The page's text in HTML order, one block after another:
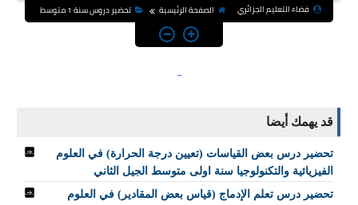
فضاء التعليم الجزائري الصفحة الرئيسية تحضير دروس سنة 1 متوسط
قد يهمك أيضا
تحضير درس بعض القياسات (تعيين درجة الحرارة) في العلوم
الفيزيائية والتكنولوجيا سنة اولى متوسط الجيل الثاني
تحضير درس تعلم الإدماج (قياس بعض المقادير) في العلوم